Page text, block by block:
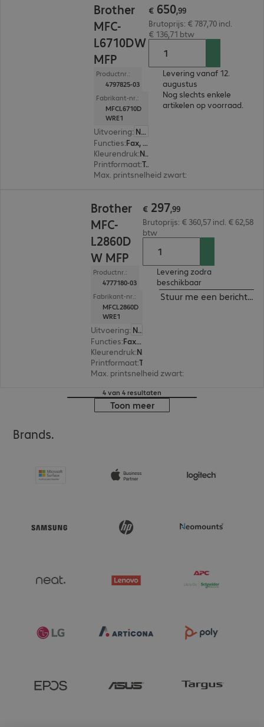
Brother
MFC-
L6710DW
MFP
Productnr.:
4797825-03
Fabrikant-nr.:
MFCL6710D
WRE1
Uitvoering:
Nederland
Functies:
Fax, Copy, Print, Scan
Kleurendruk: Nee
Printformaat: Tot max. A4
Max. printsnelheid zwart:
€ 650,99
Brutoprijs: € 787,70 incl.
€ 136,71 btw
Levering vanaf 12.
augustus
Nog slechts enkele
artikelen op voorraad.
Brother
MFC-
L2860D
W MFP
Productnr.:
4777180-03
Fabrikant-nr.:
MFCL2860D
WRE1
Uitvoering:
Nederland
Functies:
Fax, Copy, Print, Scan
Kleurendruk: Nee
Printformaat: Tot max. A4
Max. printsnelheid zwart:
€ 297,99
Brutoprijs: € 360,57 incl. € 62,58
btw
Levering zodra
beschikbaar
Stuur me een bericht
4 van 4 resultaten
Toon meer
Brands.